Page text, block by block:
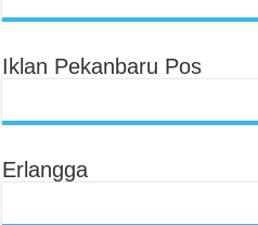
Iklan Pekanbaru Pos
Erlangga